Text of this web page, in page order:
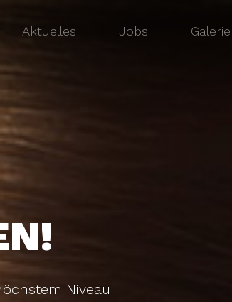
Aktuelles Jobs Galerie
Niveau